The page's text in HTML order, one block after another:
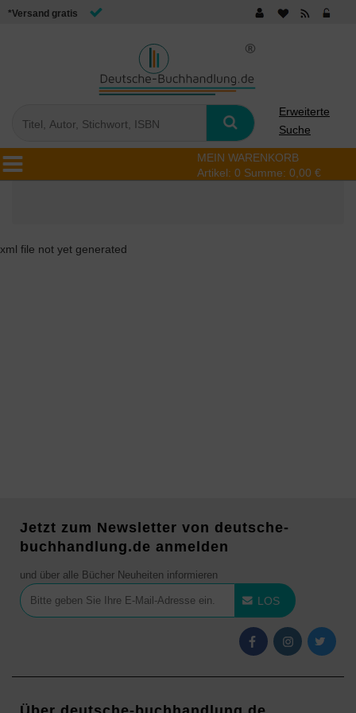
*Versand gratis
Erweiterte
Suche
MEIN WARENKORB
Artikel: 0 Summe: 0,00 €
xml file not yet generated
Jetzt zum Newsletter von deutsche-
buchhandlung.de anmelden
und über alle Bücher Neuheiten informieren
LOS